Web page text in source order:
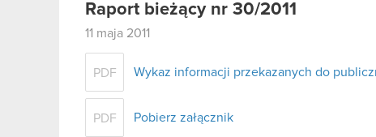
Raport bieżący nr 30/2011
11 maja 2011
PDF Wykaz informacji przekazanych do
PDF Pobierz załącznik